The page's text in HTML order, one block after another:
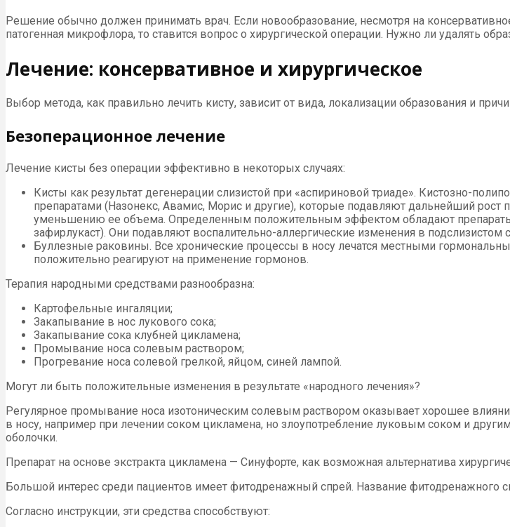
Решение обычно должен принимать врач. Если новообразование, несмотря на
патогенная микрофлора, то ставится вопрос о хирургической операции. Нужно ли удалять
Лечение: консервативное и хирургическое
Выбор метода, как правильно лечить кисту, зависит от вида, локализации образования и
Безоперационное лечение
Лечение кисты без операции эффективно в некоторых случаях:
Кисты как результат дегенерации слизистой при «аспириновой триаде». Кистозно-
препаратами (Назонекс, Авамис, Морис и другие), которые подавляют дальнейший рост
уменьшению ее объема. Определенным положительным эффектом обладают препараты
зафирлукаст). Они подавляют воспалительно-аллергические изменения в подслизистом
Буллезные раковины. Все хронические процессы в носу лечатся местными
положительно реагируют на применение гормонов.
Терапия народными средствами разнообразна:
Картофельные ингаляции;
Закапывание в нос лукового сока;
Закапывание сока клубней цикламена;
Промывание носа солевым раствором;
Прогревание носа солевой грелкой, яйцом, синей лампой.
Могут ли быть положительные изменения в результате «народного лечения»?
Регулярное промывание носа изотоническим солевым раствором оказывает хорошее
в носу, например при лечении соком цикламена, но злоупотребление луковым соком и
оболочки.
Препарат на основе экстракта цикламена — Синуфорте, как возможная альтернатива
Большой интерес среди пациентов имеет фитодренажный спрей. Название фитодренажного
Согласно инструкции, эти средства способствуют: